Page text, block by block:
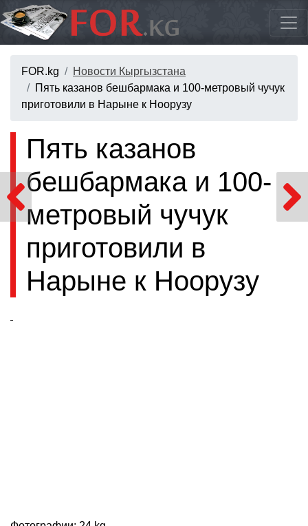
FOR.kg
Новости Кыргызстана
Пять казанов бешбармака и 100-метровый чучук
приготовили в Нарыне к Ноорузу
Пять казанов
бешбармака и 100-
метровый чучук
приготовили в
Нарыне к Ноорузу